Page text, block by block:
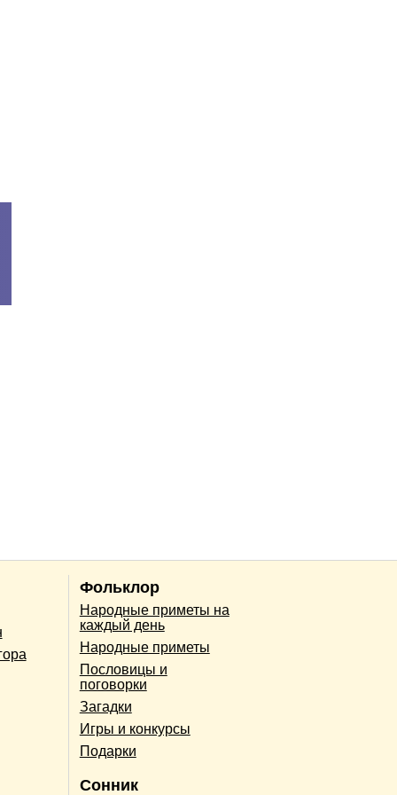
Фольклор
Народные приметы на
каждый день
Народные приметы
Пословицы и
поговорки
Загадки
Игры и конкурсы
Подарки
Сонник